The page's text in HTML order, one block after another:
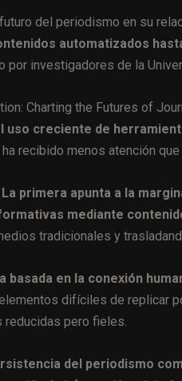
del periodismo en su
automatizados
por investigadores de la
Charting the Futures of
uso creciente de
recibido menos atención
La primera apunta a la
mediante
tradicionales y
en la conexión
difíciles de replicar
reducidas pero fieles.
del periodismo